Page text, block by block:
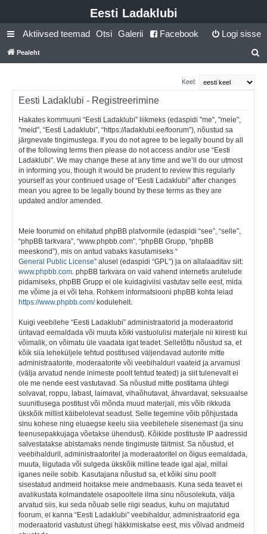
Eesti Ladaklubi
Aktiivsed teemad Otsi Galerii Facebook Logi sisse
Pealeht
t
Keel:
Eesti Ladaklubi - Registreerimine
Hakates kommuuni “Eesti Ladaklubi” liikmeks (edaspidi "me", "meie",
"meid", “Eesti Ladaklubi”, “https://ladaklubi.ee/foorum”), nõustud sa
järgnevate tingimustega. If you do not agree to be legally bound by all
of the following terms then please do not access and/or use “Eesti
Ladaklubi”. We may change these at any time and we’ll do our utmost
in informing you, though it would be prudent to review this regularly
yourself as your continued usage of “Eesti Ladaklubi” after changes
mean you agree to be legally bound by these terms as they are
updated and/or amended.
Meie foorumid on ehitatud phpBB platvormile (edaspidi “see”, “selle”,
“phpBB tarkvara”, “www.phpbb.com”, “phpBB Grupp, “phpBB
meeskond”), mis on antud vabaks kasutamiseks “
General Public License” alusel (edaspidi “GPL”) ja on allalaaditav siit:
www.phpbb.com. phpBB tarkvara on vaid vahend internetis arutelude
pidamiseks, phpBB Grupp ei ole kuidagiviisi vastutav selle eest, mida
me võime ja ei või teha. Rohkem informatsiooni phpBB kohta leiad
https://www.phpbb.com/kodulehelt.
Kuigi veebilehe “Eesti Ladaklubi” administraatorid ja moderaatorid
üritavad eemaldada või muuta kõiki vastuolulisi materjale nii kiiresti kui
võimalik, on võimatu üle vaadata igat teadet. Selletõttu nõustud sa, et
kõik siia leheküljele tehtud postitused väljendavad autorite mitte
administraatorite, moderaatorite või veebihalduri vaateid ja arvamusi
(välja arvatud nende inimeste poolt tehtud teated) ja siit tulenevalt ei
ole me nende eest vastutavad. Sa nõustud mitte postitama ühtegi
solvavat, roppu, labast, laimavat, vihaõhutavat, ähvardavat, seksuaalse
suunitlusega postitust või mõnda muud materjali, mis võib rikkuda
ükskõik millist käibelolevat seadust. Selle tegemine võib põhjustada
sinu kohese ning eluaegse keelu siia veebilehele sisenemast (ja sinu
teenusepakkujaga võetakse ühendust). Kõikide postituste IP aadressid
salvestatakse abistamaks nende tingimuste täitmist. Sa nõustud, et
veebihalduril, administraatoritel ja moderaatoritel on õigus eemaldada,
muuta, liigutada või sulgeda ükskõik milline teade igal ajal, millal
iganes neile sobib. Kasutajana nõustud sa, et kõiki sinu poolt
sisestatud andmeid hoitakse meie andmebaasis. Kuna seda teavet ei
avalikustata kolmandatele osapooltele ilma sinu nõusolekuta, välja
arvatud siis, kui seda nõuab selle riigi seadus, kuhu on majutatud
foorum, ei kanna “Eesti Ladaklubi” veebihaldur, administraatorid ega
moderaatorid vastutust ühegi häkkimiskatse eest, mis võivad andmeid